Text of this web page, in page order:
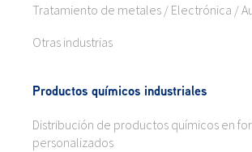
Tratamiento de metales / Electrónica /
Otras industrias
Productos químicos industriales
Distribución de productos químicos en
personalizados